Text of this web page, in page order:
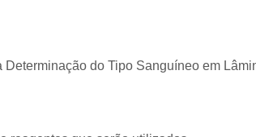
do Tipo Sanguíneo em